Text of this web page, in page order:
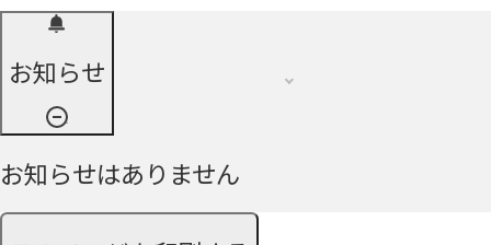
お知らせ
お知らせはありません